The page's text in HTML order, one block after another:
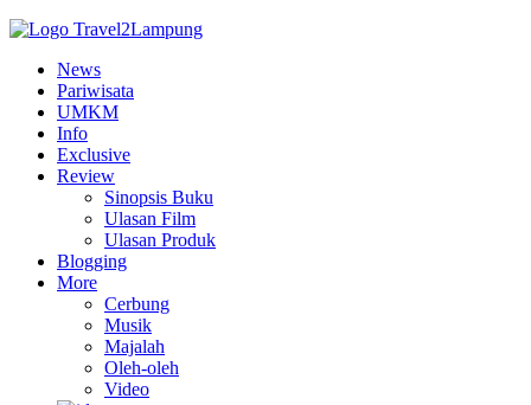
News
Pariwisata
UMKM
Info
Exclusive
Review
Sinopsis Buku
Ulasan Film
Ulasan Produk
Blogging
More
Cerbung
Musik
Majalah
Oleh-oleh
Video